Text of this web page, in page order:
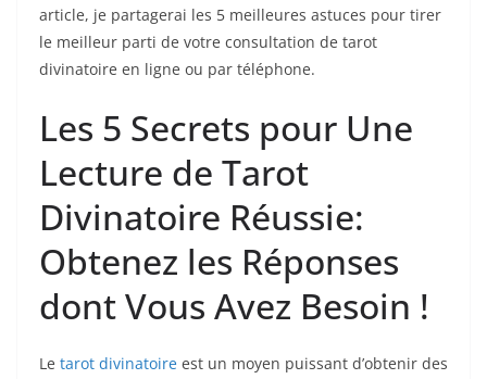
article, je partagerai les 5 meilleures astuces pour tirer
le meilleur parti de votre consultation de tarot
divinatoire en ligne ou par téléphone.
Les 5 Secrets pour Une
Lecture de Tarot
Divinatoire Réussie:
Obtenez les Réponses
dont Vous Avez Besoin !
Le tarot divinatoire est un moyen puissant d’obtenir des